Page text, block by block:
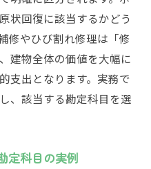
状回復に該当するかどう
修やひび割れ修理は「修
建物全体の価値を大幅に
支出となります。実務で
、該当する勘定科目を選
定科目の実例